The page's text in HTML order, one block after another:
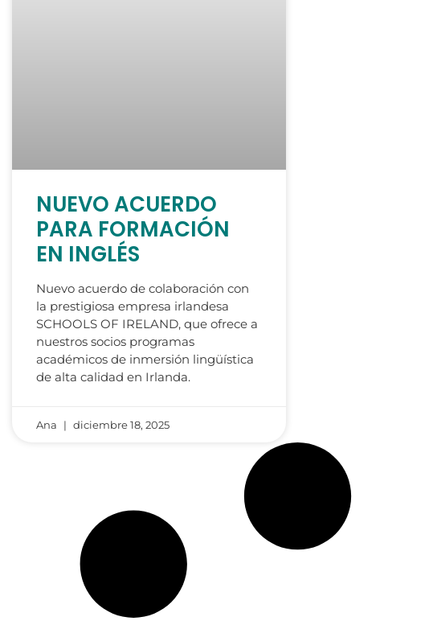
NUEVO ACUERDO
PARA FORMACIÓN
EN INGLÉS
Nuevo acuerdo de colaboración con
la prestigiosa empresa irlandesa
SCHOOLS OF IRELAND, que ofrece a
nuestros socios programas
académicos de inmersión lingüística
de alta calidad en Irlanda.
Ana diciembre 18, 2025